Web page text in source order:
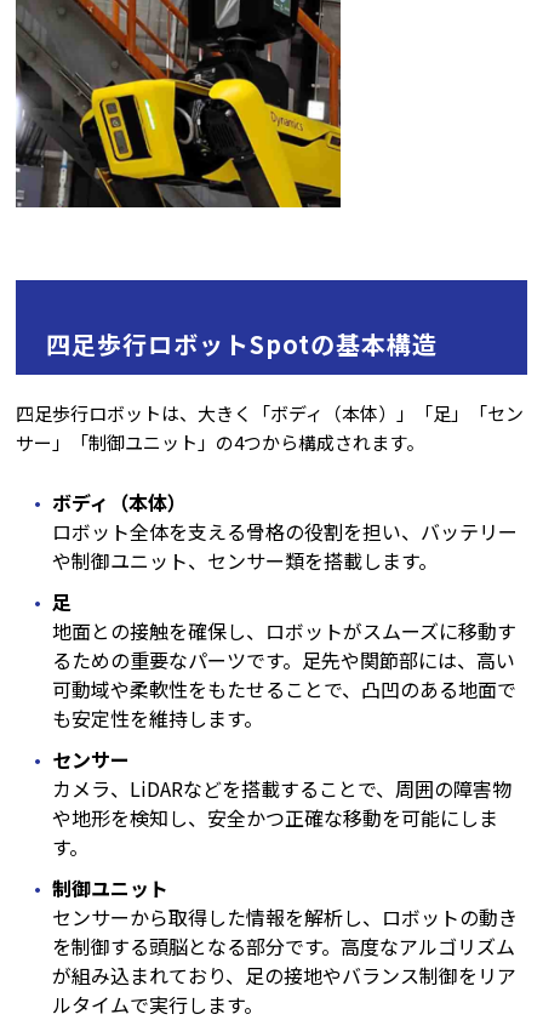
四足歩行ロボットSpotの基本構造
四足歩行ロボットは、大きく「ボディ（本体）」「足」「セン
サー」「制御ユニット」の4つから構成されます。
ボディ（本体）
ロボット全体を支える骨格の役割を担い、バッテリー
や制御ユニット、センサー類を搭載します。
足
地面との接触を確保し、ロボットがスムーズに移動す
るための重要なパーツです。足先や関節部には、高い
可動域や柔軟性をもたせることで、凸凹のある地面で
も安定性を維持します。
センサー
カメラ、LiDARなどを搭載することで、周囲の障害物
や地形を検知し、安全かつ正確な移動を可能にしま
す。
制御ユニット
センサーから取得した情報を解析し、ロボットの動き
を制御する頭脳となる部分です。高度なアルゴリズム
が組み込まれており、足の接地やバランス制御をリア
ルタイムで実行します。